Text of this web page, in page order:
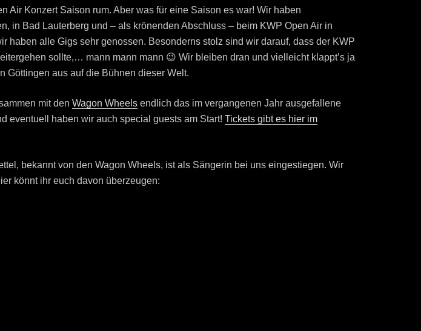
Air Konzert Saison rum. Aber was für eine Saison es war! Wir haben
in Bad Lauterberg und – als krönenden Abschluss – beim KWP Open Air in
haben alle Gigs sehr genossen. Besonderns stolz sind wir darauf, dass der KWP
sollte,… mann mann mann 😉 Wir bleiben dran und vielleicht klappt’s ja
Göttingen aus auf die Bühnen dieser Welt.
mit denWagon Wheels endlich das im vergangenen Jahr ausgefallene
eventuell haben wir auch special guests am Start!Tickets gibt es hier im
bekannt von den Wagon Wheels, ist als Sängerin bei uns eingestiegen. Wir
könnt ihr euch davon überzeugen: